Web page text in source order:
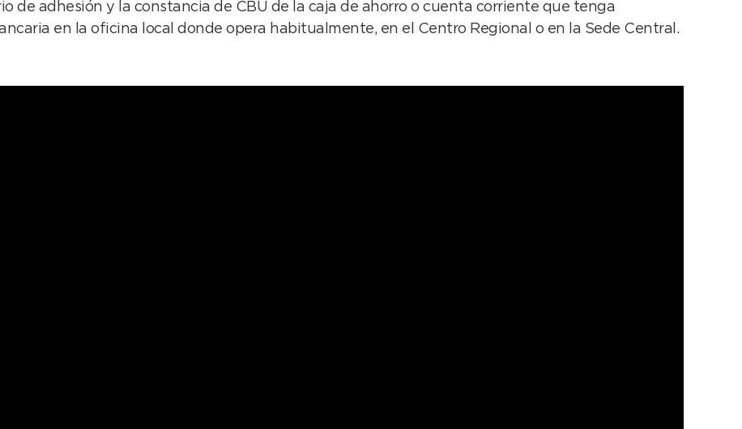
de adhesión y la constancia de CBU de la caja de ahorro o cuenta corriente que tenga
en la oficina local donde opera habitualmente, en el Centro Regional o en la Sede Central.